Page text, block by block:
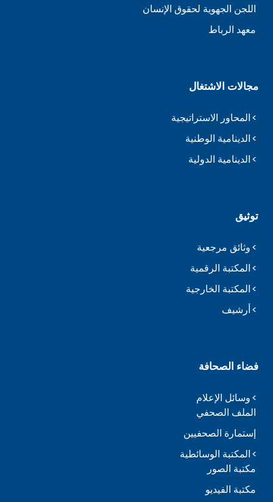
اللجن الجهوية لحقوق الإنسان
معهد الرباط
مجالات الاشتغال
المحاور الاستراتيجية
الدينامية الوطنية
الدينامية الدولية
توثيق
وثائق مرجعية
المكتبة الرقمية
المكتبة الخارجية
أرشيف
فضاء الصحافة
وسائل الإعلام
الملف الصحفي
إستمارة الصحفيين
المكتبة الوسائطية
مكتبة الصور
مكتبة الفيديو